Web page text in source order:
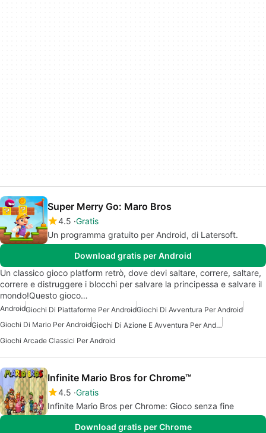
Super Merry Go: Maro Bros
4.5 Gratis
Un programma gratuito per Android, di Latersoft.
Download gratis per Android
Un classico gioco platform retrò, dove devi saltare, correre, saltare,
correre e distruggere i blocchi per salvare la principessa e salvare il
mondo!Questo gioco…
AndroidGiochi Di Piattaforme Per AndroidGiochi Di Avventura Per Android
Giochi Di Mario Per Android
Giochi Di Azione E Avventura Per Android
Giochi Arcade Classici Per Android
Infinite Mario Bros for Chrome™
4.5 Gratis
Infinite Mario Bros per Chrome: Gioco senza fine
Download gratis per Chrome